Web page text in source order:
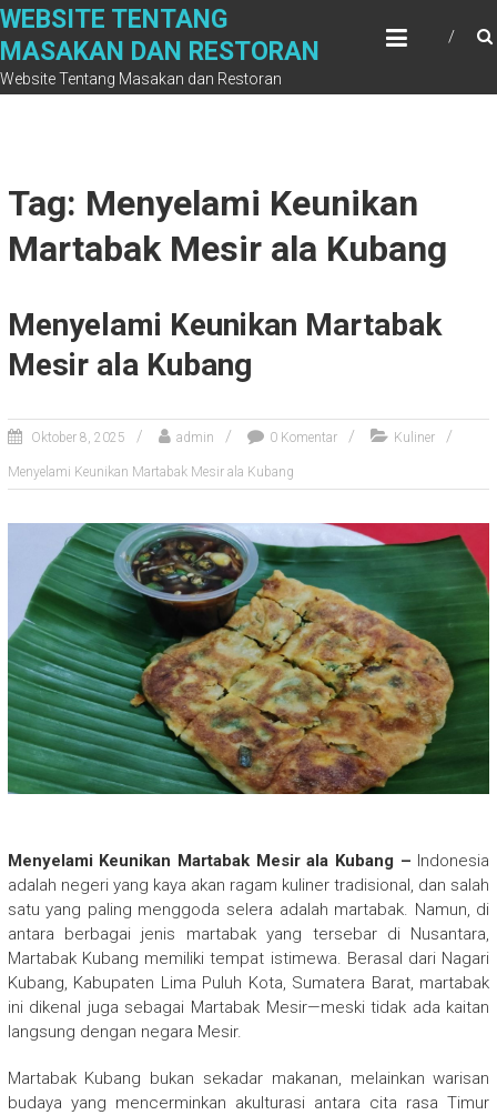
Skip
content
WEBSITE TENTANG
MASAKAN DAN RESTORAN
Website Tentang Masakan dan Restoran
Tag: Menyelami Keunikan
Martabak Mesir ala Kubang
Menyelami Keunikan Martabak
Mesir ala Kubang
Oktober 8, 2025 admin 0 Komentar Kuliner
Menyelami Keunikan Martabak Mesir ala Kubang
Menyelami Keunikan Martabak Mesir ala Kubang – Indonesia
adalah negeri yang kaya akan ragam kuliner tradisional, dan salah
satu yang paling menggoda selera adalah martabak. Namun, di
antara berbagai jenis martabak yang tersebar di Nusantara,
Martabak Kubang memiliki tempat istimewa. Berasal dari Nagari
Kubang, Kabupaten Lima Puluh Kota, Sumatera Barat, martabak
ini dikenal juga sebagai Martabak Mesir—meski tidak ada kaitan
langsung dengan negara Mesir.
Martabak Kubang bukan sekadar makanan, melainkan warisan
budaya yang mencerminkan akulturasi antara cita rasa Timur